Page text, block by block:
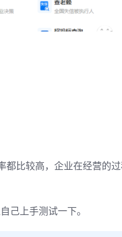
都比较高，企业在经营的
己上手测试一下。